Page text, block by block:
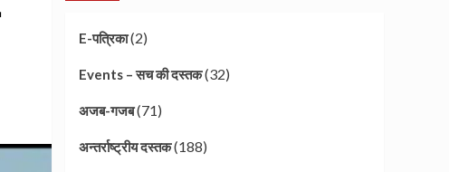
E-पत्रिका(2)
Events – सच की दस्तक(32)
अजब-गजब(71)
अन्तर्राष्ट्रीय दस्तक(188)